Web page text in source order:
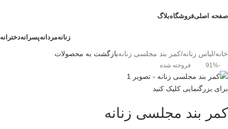
صفحه اصلیفروشگاهبلاگ
زنانهمردانهپسرانهدخترانه
خانه لباس زنانه کمر بند مجلسی زنانهبازگشت به محصولات
-91% فروخته شده
برای بزرگنمایی کلیک کنید
کمر بند مجلسی زنانه